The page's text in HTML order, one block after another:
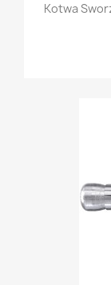
Kotwa